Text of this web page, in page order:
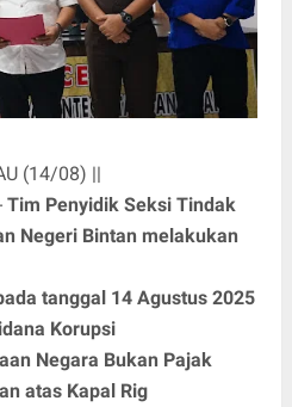
(14/08) ||
Tim Penyidik Seksi Tindak
Negeri Bintan melakukan
tanggal 14 Agustus 2025
Korupsi
Negara Bukan Pajak
atas Kapal Rig